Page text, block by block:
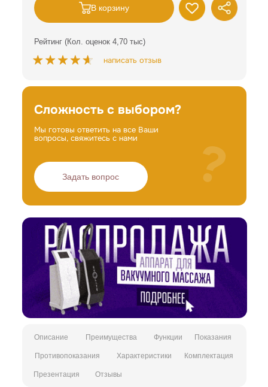
Мы готовы ответить на все Ваши
вопросы, свяжитесь с нами
Сложность с выбором?
?
Задать вопрос
написать отзыв
Рейтинг (Кол. оценок 4,70 тыс)
В корзину
Описание Преимущества Функции Показания
Противопоказания Характеристики Комплектация
Презентация Отзывы